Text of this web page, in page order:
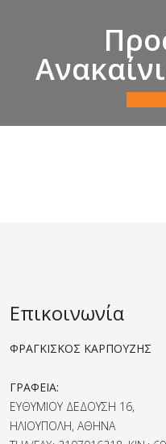
Επικοινωνία
ΦΡΑΓΚΙΣΚΟΣ ΚΑΡΠΟΥΖΗΣ
ΓΡΑΦΕΙΑ:
ΕΥΘΥΜΙΟΥ ΔΕΔΟΥΣΗ 16,
ΗΛΙΟΥΠΟΛΗ, ΑΘΗΝΑ